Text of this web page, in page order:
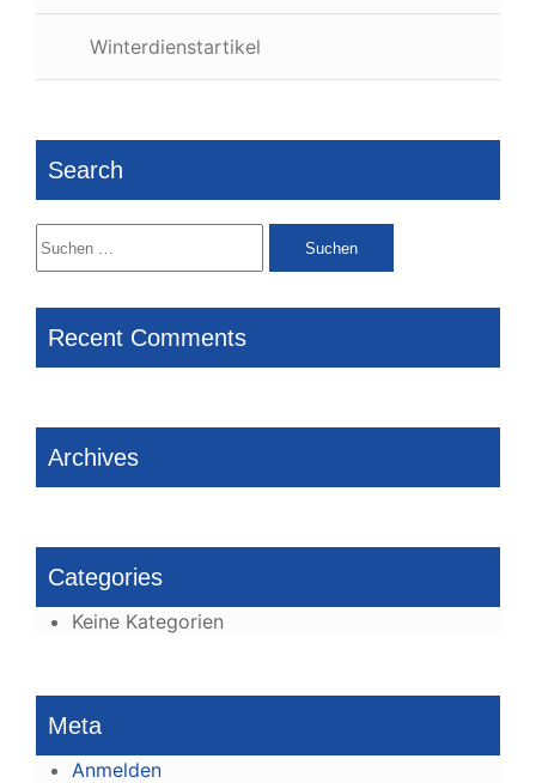
Winterdienstartikel
Search
Suchen
nach:
Recent Comments
Archives
Categories
Keine Kategorien
Meta
Anmelden